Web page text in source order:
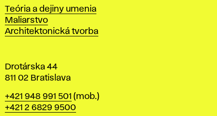
l
a
v
Katedry
Teória a dejiny umenia
Maliarstvo
Architektonická tvorba
Drotárska 44
811 02 Bratislava
Telefón
+421 948 991 501 (mob.)
+421 2 6829 9500